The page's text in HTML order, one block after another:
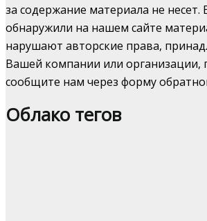
за содержание материала не несет.
обнаружили на нашем сайте
нарушают авторские права,
Вашей компании или организации,
сообщите нам через форму
Облако тегов